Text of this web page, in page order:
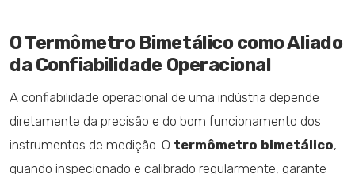
O Termômetro Bimetálico como Aliado
da Confiabilidade Operacional
A confiabilidade operacional de uma indústria depende
diretamente da precisão e do bom funcionamento dos
instrumentos de medição. O termômetro bimetálico,
quando inspecionado e calibrado regularmente, garante